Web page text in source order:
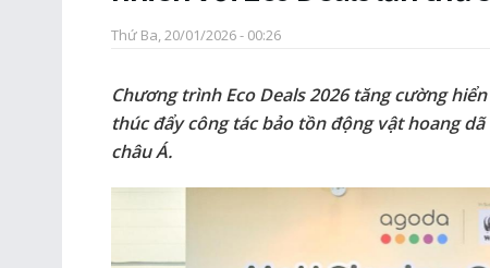
Thứ Ba, 20/01/2026 - 00:26
Chương trình Eco Deals 2026 tăng cường
thúc đẩy công tác bảo tồn động vật hoang
châu Á.